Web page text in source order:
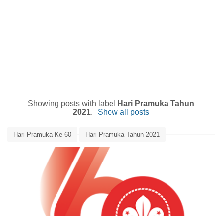
Showing posts with label
Hari Pramuka Tahun
2021. Show all posts
Hari Pramuka Ke-60 Hari Pramuka Tahun 2021
Logo Hari Pramuka Ke-60 Pramuka
Tema dan Logo Hari Pramuka Ke-60
Tema dan Logo Hari Pramuka Tahun 2021
Tema Hari Pramuka Ke-60